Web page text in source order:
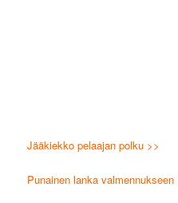
Jääkiekko pelaajan polku >>
Punainen lanka valmennukseen